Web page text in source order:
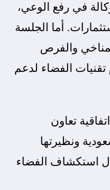
في رفع الوعي،
أما الجلسة
والفرص
الفضاء لدعم
تعاون
ونظيرتها
استكشاف الفضاء